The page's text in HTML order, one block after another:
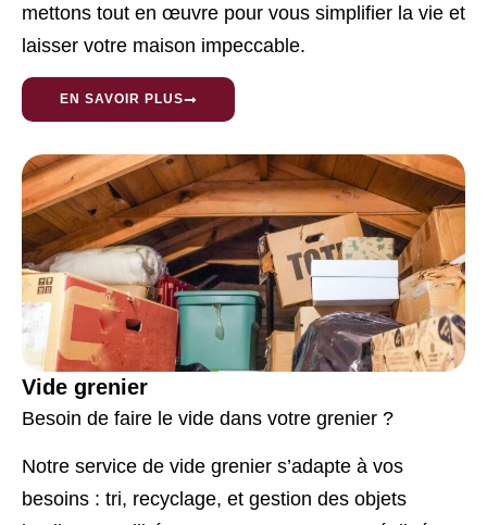
mettons tout en œuvre pour vous simplifier la vie et
laisser votre maison impeccable.
EN SAVOIR PLUS
Vide grenier
Besoin de faire le vide dans votre grenier ?
Notre service de vide grenier s’adapte à vos
besoins : tri, recyclage, et gestion des objets